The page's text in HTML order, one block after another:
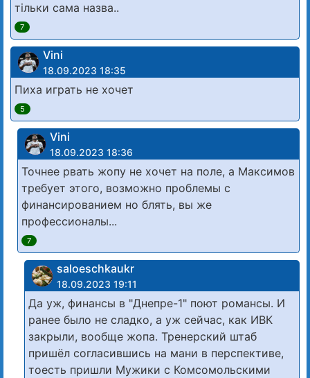
тільки сама назва..
7
Vini
18.09.2023 18:35
Пиха играть не хочет
5
Vini
18.09.2023 18:36
Точнее рвать жопу не хочет на поле, а Максимов
требует этого, возможно проблемы с
финансированием но блять, вы же
профессионалы...
7
saloeschkaukr
18.09.2023 19:11
Да уж, финансы в "Днепре-1" поют романсы. И
ранее было не сладко, а уж сейчас, как ИВК
закрыли, вообще жопа. Тренерский штаб
пришёл согласившись на мани в перспективе,
тоесть пришли Мужики с Комсомольскими